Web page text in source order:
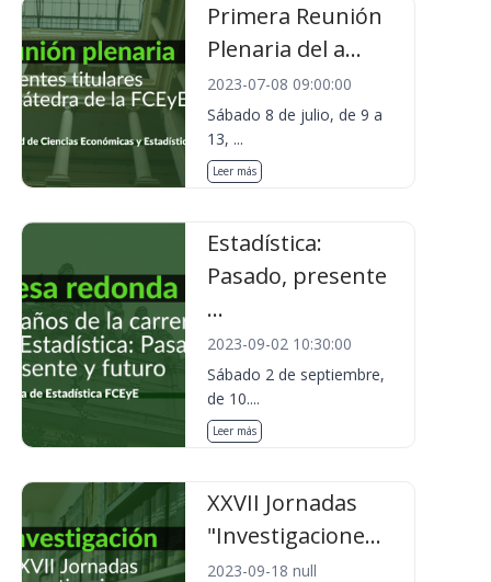
Primera Reunión
Plenaria del a...
2023-07-08 09:00:00
Sábado 8 de julio, de 9 a
13, ...
Leer más
Estadística:
Pasado, presente
...
2023-09-02 10:30:00
Sábado 2 de septiembre,
de 10....
Leer más
XXVII Jornadas
"Investigacione...
2023-09-18 null